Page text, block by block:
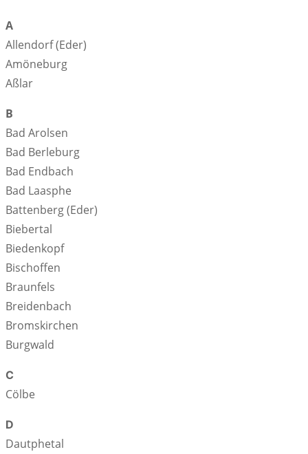
A
Allendorf (Eder)
Amöneburg
Aßlar
B
Bad Arolsen
Bad Berleburg
Bad Endbach
Bad Laasphe
Battenberg (Eder)
Biebertal
Biedenkopf
Bischoffen
Braunfels
Breidenbach
Bromskirchen
Burgwald
C
Cölbe
D
Dautphetal